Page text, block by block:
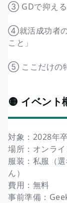
③ GDで抑える
④就活成功者の
こと」
⑤ ここだけの
🟡 イベント
対象：2028年
場所：オンラ
服装：私服（
ん）
費用：無料
事前準備：